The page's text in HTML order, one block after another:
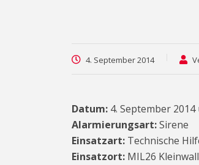
4. September 2014
Datum: 4. September
Alarmierungsart:Sirene
Einsatzart: Technische
Einsatzort: MIL26